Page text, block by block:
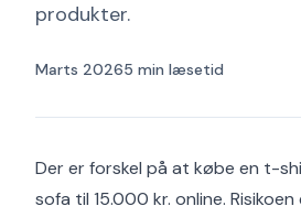
produkter.
Marts 20265 min læsetid
Der er forskel på at købe en t-
sofa til 15.000 kr. online.